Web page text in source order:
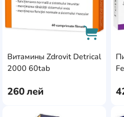
Витамины Zdrovit Detrical
2000 60tab
260лей